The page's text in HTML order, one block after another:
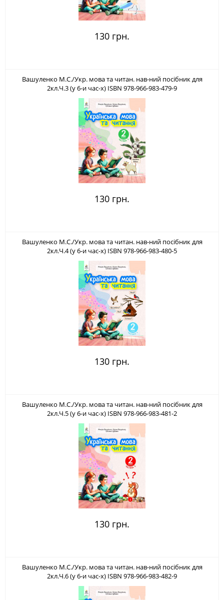
130 грн.
Вашуленко М.С./Укр. мова та читан. нав-ний посібник для
2кл.Ч.3 (у 6-и час-х) ISBN 978-966-983-479-9
130 грн.
Вашуленко М.С./Укр. мова та читан. нав-ний посібник для
2кл.Ч.4 (у 6-и час-х) ISBN 978-966-983-480-5
130 грн.
Вашуленко М.С./Укр. мова та читан. нав-ний посібник для
2кл.Ч.5 (у 6-и час-х) ISBN 978-966-983-481-2
130 грн.
Вашуленко М.С./Укр. мова та читан. нав-ний посібник для
2кл.Ч.6 (у 6-и час-х) ISBN 978-966-983-482-9